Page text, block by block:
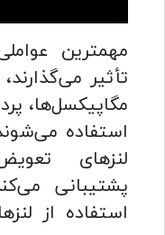
مهمترین
تأثیر
مگاپیکسل‌ها،
استفاده
پشتیبانی
استفاده از